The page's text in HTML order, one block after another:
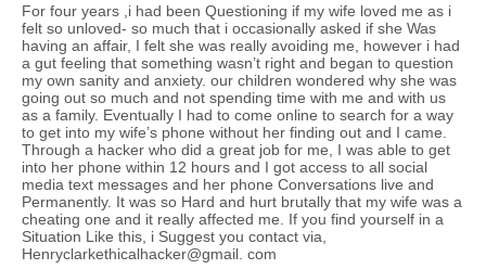
For four years ,i had been Questioning if my wife loved me as i
felt so unloved- so much that i occasionally asked if she Was
having an affair, I felt she was really avoiding me, however i had
a gut feeling that something wasn’t right and began to question
my own sanity and anxiety. our children wondered why she was
going out so much and not spending time with me and with us
as a family. Eventually I had to come online to search for a way
to get into my wife’s phone without her finding out and I came.
Through a hacker who did a great job for me, I was able to get
into her phone within 12 hours and I got access to all social
media text messages and her phone Conversations live and
Permanently. It was so Hard and hurt brutally that my wife was a
cheating one and it really affected me. If you find yourself in a
Situation Like this, i Suggest you contact via,
Henryclarkethicalhacker@gmail. com